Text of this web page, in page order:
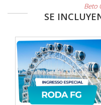
Beto
SE